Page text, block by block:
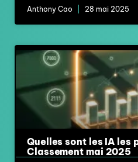
Anthony Cao 28 mai 2025
Quelles sont les IA les
Classement mai 2025